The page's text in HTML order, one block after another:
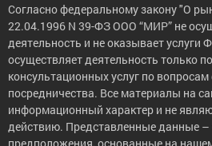
Согласно федеральному закону "О
22.04.1996 N 39-ФЗ ООО “МИР” не
деятельность и не оказывает услуги
осуществляет деятельность только
консультационных услуг по
посредничества. Все материалы на
информационный характер и не
действию. Представленные данные –